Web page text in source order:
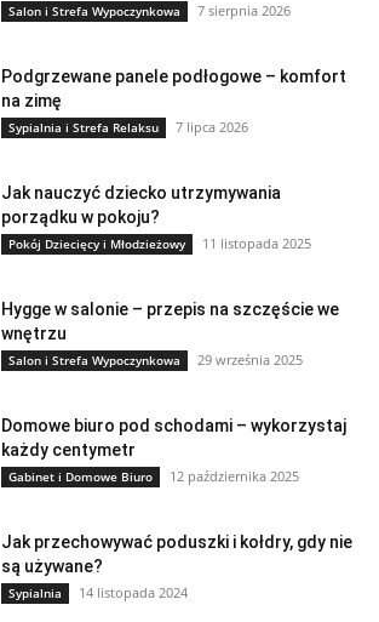
Salon i Strefa Wypoczynkowa 7 sierpnia 2026
Podgrzewane panele podłogowe – komfort
na zimę
Sypialnia i Strefa Relaksu 7 lipca 2026
Jak nauczyć dziecko utrzymywania
porządku w pokoju?
Pokój Dziecięcy i Młodzieżowy 11 listopada 2025
Hygge w salonie – przepis na szczęście we
wnętrzu
Salon i Strefa Wypoczynkowa 29 września 2025
Domowe biuro pod schodami – wykorzystaj
każdy centymetr
Gabinet i Domowe Biuro 12 października 2025
Jak przechowywać poduszki i kołdry, gdy nie
są używane?
Sypialnia 14 listopada 2024